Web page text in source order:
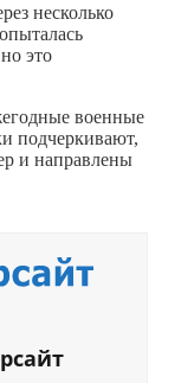
несколько
это
военные
подчеркивают,
и направлены